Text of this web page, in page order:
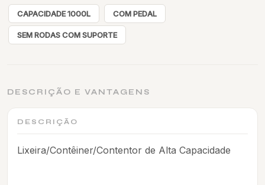
CAPACIDADE 1000L COM PEDAL
SEM RODAS COM SUPORTE
DESCRIÇÃO E VANTAGENS
DESCRIÇÃO
Lixeira/Contêiner/Contentor de Alta Capacidade